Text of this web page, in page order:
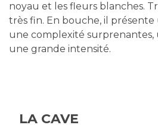
noyau et les fleurs blanches.
très fin. En bouche, il
une complexité surprenantes,
une grande intensité.
LA CAVE